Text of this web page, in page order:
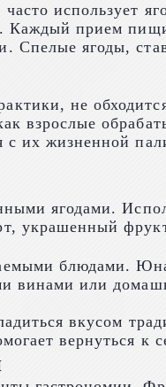
использует
Каждый прием
Спелые ягоды,
не
взрослые
их жизненной
ягодами.
украшенный
блюдами.
винами или
вкусом
вернуться